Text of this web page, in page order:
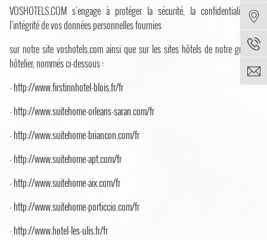
VOSHOTELS.COM s’engage à protéger la sécurité, la confidentialité et
l’intégrité de vos données personnelles fournies
sur notre site voshotels.com ainsi que sur les sites hôtels de notre groupe
hôtelier, nommés ci-dessous :
-http://www.firstinnhotel-blois.fr/fr
-http://www.suitehome-orleans-saran.com/fr
-http://www.suitehome-briancon.com/fr
-http://www.suitehome-apt.com/fr
-http://www.suitehome-aix.com/fr
-http://www.suitehome-porticcio.com/fr
-http://www.hotel-les-ulis.fr/fr